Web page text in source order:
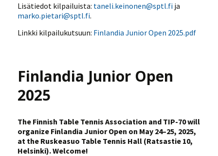
Lisätiedot kilpailuista: taneli.keinonen@sptl.fi ja
marko.pietari@sptl.fi.
Linkki kilpailukutsuun: Finlandia Junior Open 2025.pdf
Finlandia Junior Open
2025
The Finnish Table Tennis Association and TIP-70 will
organize Finlandia Junior Open on May 24–25, 2025,
at the Ruskeasuo Table Tennis Hall (Ratsastie 10,
Helsinki). Welcome!